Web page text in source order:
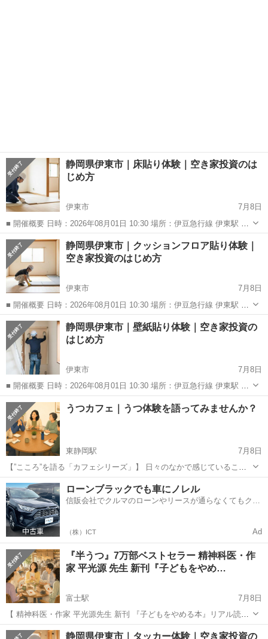
静岡県伊東市｜床貼り体験｜空き家投資のは
じめ方
伊東市
7月8日
■ 開催概要 日時：2026年08月01日 10:30 場所：伊豆急行線 伊東駅 徒
歩29分 定員：10人 参加費：¥3,000 エリア：静岡県伊東市
―――――――――――― 空き家で床貼りを体験...
静岡 伊東市 ワークショップ
静岡県伊東市｜クッションフロア貼り体験｜
空き家投資のはじめ方
伊東市
7月8日
■ 開催概要 日時：2026年08月01日 10:30 場所：伊豆急行線 伊東駅 徒
歩29分 定員：10人 参加費：¥3,000 エリア：静岡県伊東市
―――――――――――― 空き家でクッションフ...
静岡 伊東市 ワークショップ DIY
静岡県伊東市｜壁紙貼り体験｜空き家投資の
はじめ方
伊東市
7月8日
■ 開催概要 日時：2026年08月01日 10:30 場所：伊豆急行線 伊東駅 徒
歩29分 定員：10人 参加費：¥3,000 エリア：静岡県伊東市
―――――――――――― 空き家で壁紙貼りを体...
静岡 伊東市 ワークショップ DIY
うつカフェ｜うつ体験を語ってみませんか？
東静岡駅
7月8日
【”こころ”を語る「カフェシリーズ」】 日々のなかで感じているこ
と。 誰かに話したかったこと。 うまく言葉にならなかった経験。
「カフェシリーズ」は、同じようなテーマに関心を持つ人が集まり、
安心できる場で自分...
静岡 静岡市 東静岡駅 ワークショップ
ローンブラックでも車にノレル
信販会社でクルマのローンやリースが通らなくてもクル
（株）ICT Ad
『半うつ』7万部ベストセラー 精神科医・作
家 平光源 先生 新刊『子どもをやめ…
富士駅
7月8日
【 精神科医・作家 平光源先生 新刊 『子どもをやめる本』リアル読書
会 静岡市・富士市 】 親の顔が浮かぶとき、自分の気持ちに戻る時間
静岡 富士市 富士駅 ワークショップ 読書会
静岡県伊東市｜タッカー体験｜空き家投資の